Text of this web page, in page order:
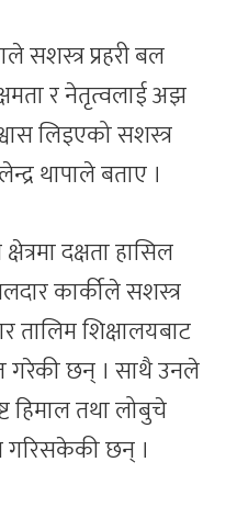
प्रहरी बल
र नेतृत्वलाई अझ
लिइएको सशस्त्र
थापाले बताए ।
दक्षता हासिल
कार्कीले सशस्त्र
तालिम शिक्षालयबाट
गरेकी छन् । साथै उनले
हिमाल तथा लोबुचे
छन् ।